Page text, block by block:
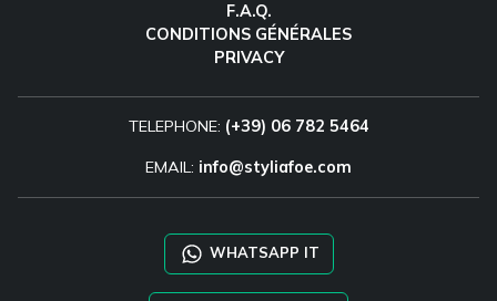
F.A.Q.
CONDITIONS GÉNÉRALES
PRIVACY
TELEPHONE: (+39) 06 782 5464
EMAIL: info@styliafoe.com
WHATSAPP IT